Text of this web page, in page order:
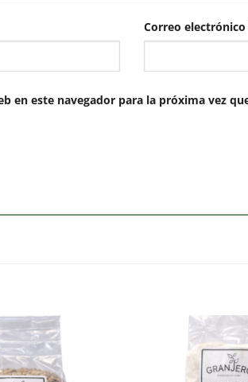
Correo electrónico
en este navegador para la próxima vez